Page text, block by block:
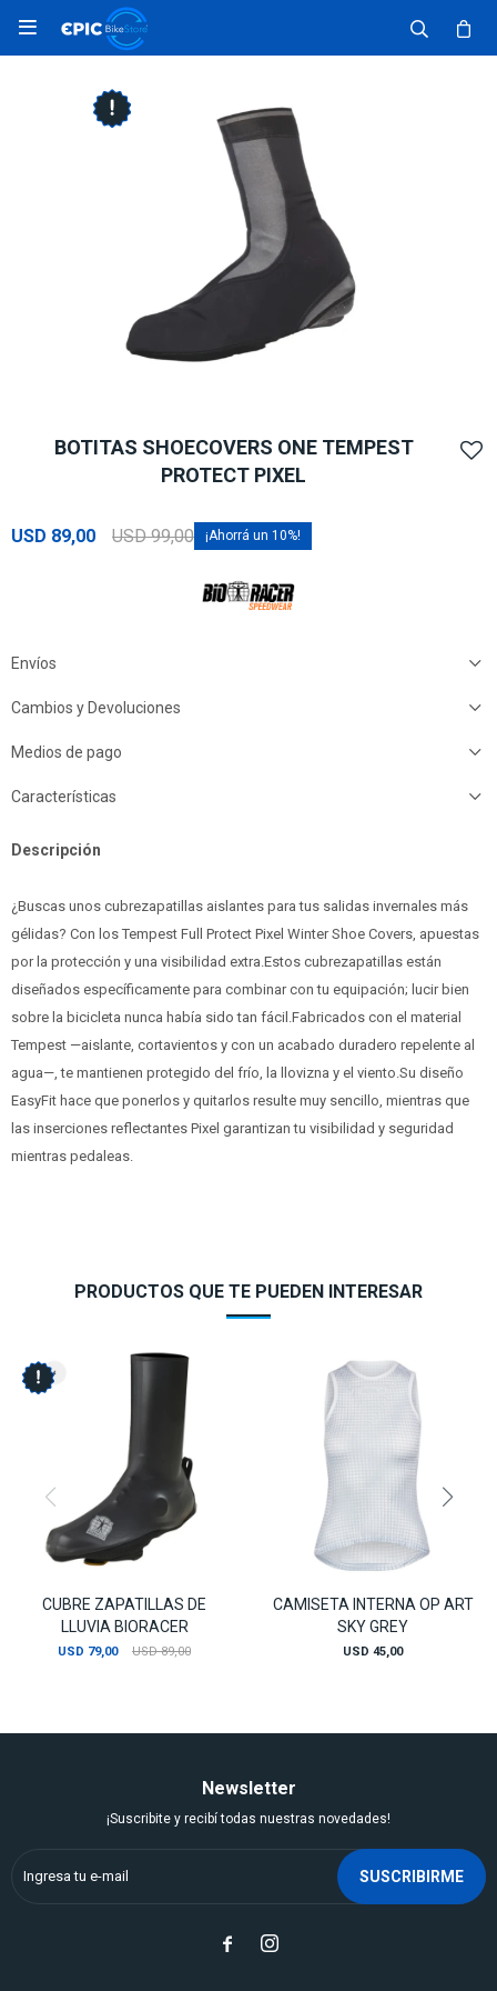

BOTITAS SHOECOVERS ONE TEMPEST
PROTECT PIXEL
USD 89,00 USD 99,00 10
Envíos
Cambios y Devoluciones
Medios de pago
Características
Descripción
¿Buscas unos cubrezapatillas aislantes para tus salidas invernales más
gélidas? Con los Tempest Full Protect Pixel Winter Shoe Covers, apuestas
por la protección y una visibilidad extra.Estos cubrezapatillas están
diseñados específicamente para combinar con tu equipación; lucir bien
sobre la bicicleta nunca había sido tan fácil.Fabricados con el material
Tempest —aislante, cortavientos y con un acabado duradero repelente al
agua—, te mantienen protegido del frío, la llovizna y el viento.Su diseño
EasyFit hace que ponerlos y quitarlos resulte muy sencillo, mientras que
las inserciones reflectantes Pixel garantizan tu visibilidad y seguridad
mientras pedaleas.
PRODUCTOS QUE TE PUEDEN INTERESAR
CUBRE ZAPATILLAS DE
LLUVIA BIORACER
USD 79,00 USD 89,00
CAMISETA INTERNA OP ART
SKY GREY
USD 45,00
Newsletter
¡Suscribite y recibí todas nuestras novedades!
SUSCRIBIRME
 